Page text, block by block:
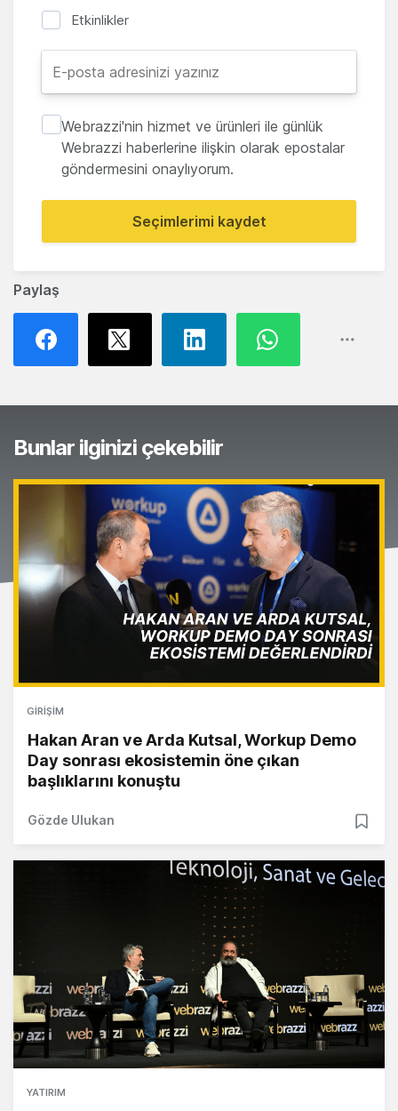
Paylaş
Etkinlikler
Webrazzi'nin hizmet ve ürünleri ile günlük
Webrazzi haberlerine ilişkin olarak epostalar
göndermesini onaylıyorum.
Seçimlerimi kaydet
Bunlar ilginizi çekebilir
GIRIŞIM
Hakan Aran ve Arda Kutsal, Workup Demo
Day sonrası ekosistemin öne çıkan
başlıklarını konuştu
Gözde Ulukan
YATIRIM